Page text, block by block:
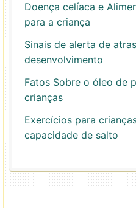
Doença celíaca e
para a criança
Sinais de alerta de
desenvolvimento
Fatos Sobre o óleo de
crianças
Exercícios para
capacidade de salto